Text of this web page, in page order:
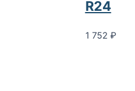
R24
1 752 ₽